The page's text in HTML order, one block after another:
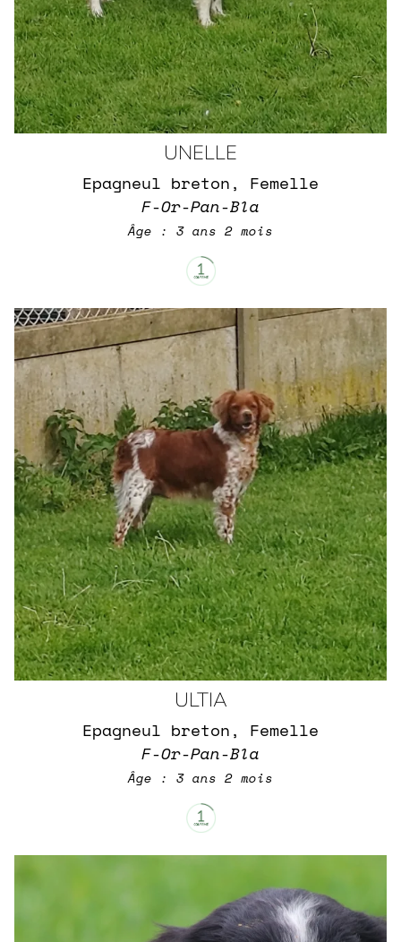
UNELLE
Epagneul breton, Femelle
F-Or-Pan-Bla
Âge : 3 ans 2 mois
ULTIA
Epagneul breton, Femelle
F-Or-Pan-Bla
Âge : 3 ans 2 mois